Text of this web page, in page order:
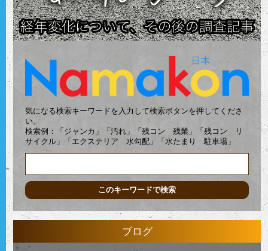
気になる検索キーワードを入力して検索ボタンを押してくださ
い。
検索例：「ジャンカ」「汚れ」「残コン 残業」「残コン リ
サイクル」「エクステリア 水勾配」「水たまり 駐車場」
ブログ